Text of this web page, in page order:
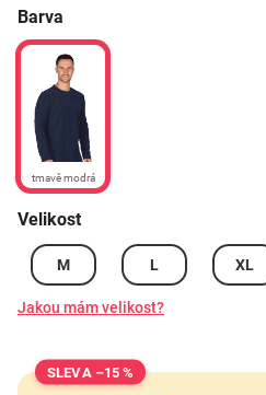
Barva
tmavě modrá
Velikost
M L XL
Jakou mám velikost?
–15 %